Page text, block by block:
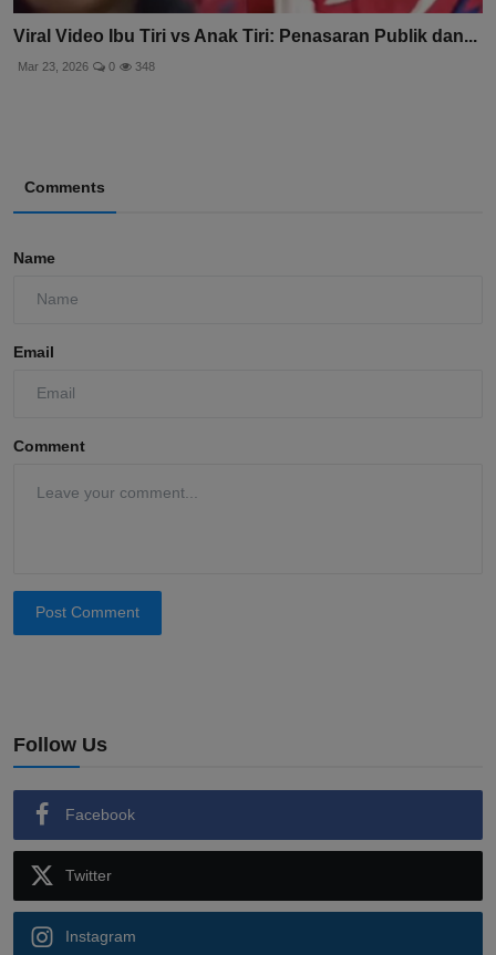
Viral Video Ibu Tiri vs Anak Tiri: Penasaran Publik dan...
Mar 23, 2026 0 348
Comments
Name
Email
Comment
Post Comment
Follow Us
Facebook
Twitter
Instagram